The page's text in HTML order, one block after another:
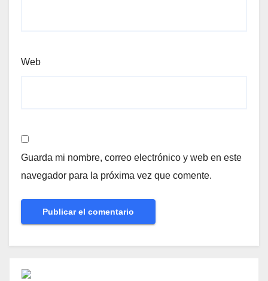
Web
Guarda mi nombre, correo electrónico y web en este
navegador para la próxima vez que comente.